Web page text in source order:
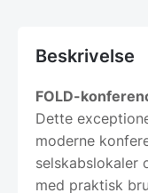
Beskrivelse
FOLD-
Dette
moderne
selskabslokaler
med praktisk